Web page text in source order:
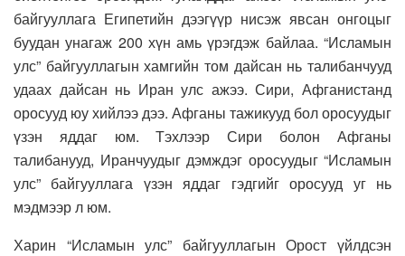
байгууллага Египетийн дээгүүр нисэж явсан онгоцыг
буудан унагаж 200 хүн амь үрэгдэж байлаа. “Исламын
улс” байгууллагын хамгийн том дайсан нь талибанчууд
удаах дайсан нь Иран улс ажээ. Сири, Афганистанд
оросууд юу хийлээ дээ. Афганы тажикууд бол оросуудыг
үзэн яддаг юм. Тэхлээр Сири болон Афганы
талибанууд, Иранчуудыг дэмждэг оросуудыг “Исламын
улс” байгууллага үзэн яддаг гэдгийг оросууд уг нь
мэдмээр л юм.
Харин “Исламын улс” байгууллагын Орост үйлдсэн